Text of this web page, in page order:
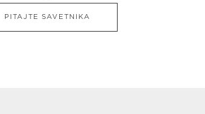
PITAJTE SAVETNIKA